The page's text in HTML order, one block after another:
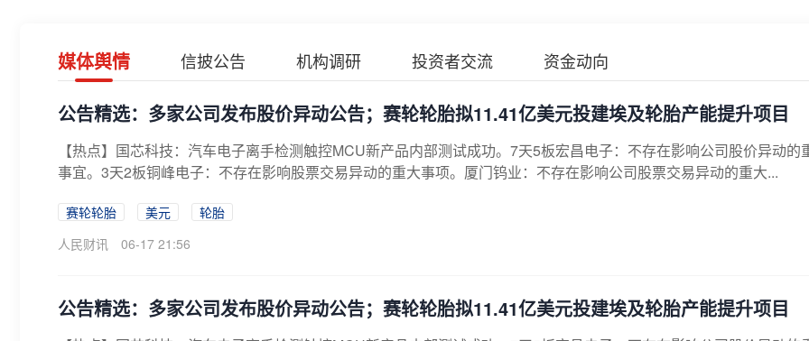
媒体舆情 信披公告 机构调研 投资者交流 资金动向
公告精选：多家公司发布股价异动公告；赛轮轮胎拟11.41亿美元投建埃及轮胎产能提升项目
【热点】国芯科技：汽车电子离手检测触控MCU新产品内部测试成功。7天5板宏昌电子：不存在影响公司股价异动的
事宜。3天2板铜峰电子：不存在影响股票交易异动的重大事项。厦门钨业：不存在影响公司股票交易异动的重大...
赛轮轮胎 美元
轮胎
人民财讯
06-17 21:56
公告精选：多家公司发布股价异动公告；赛轮轮胎拟11.41亿美元投建埃及轮胎产能提升项目